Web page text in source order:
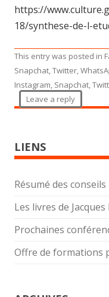
https://
18/synthese-de-l-
This entry was posted in
Snapchat,Twitter,
Instagram, Snapchat,
Leave a reply
LIENS
Résumé des
Les livres de
Prochaines
Offre de formations